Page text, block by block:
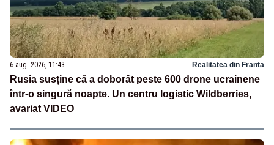
6 aug. 2026, 11:43 Realitatea din Franta
Rusia susține că a doborât peste 600 drone ucrainene
într-o singură noapte. Un centru logistic Wildberries,
avariat VIDEO